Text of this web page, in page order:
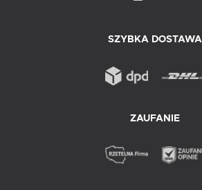
SZYBKA DOSTAWA
ZAUFANIE